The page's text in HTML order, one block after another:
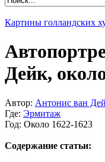
Картины голландских
Дейк,
Автор: Антонис ван
Где: Эрмитаж
Год: Около 1622-1623
Содержание статьи: